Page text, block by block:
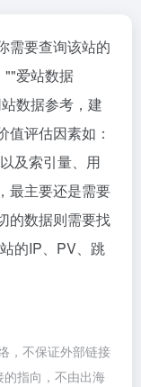
需要查询该站的
""爱站数据
数据参考，建
评估因素如：
及索引量、用
最主要还是需要
的数据则需要找
的IP、PV、跳
，不保证外部链接
指向，不由出海